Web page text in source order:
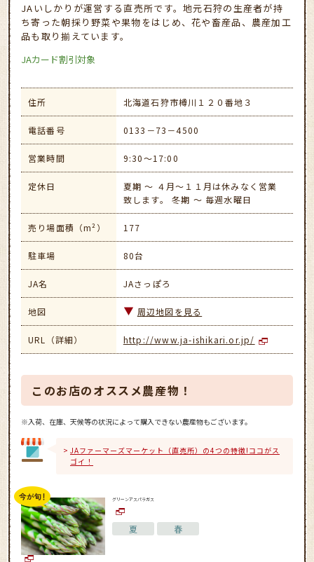
JAいしかりが運営する直売所です。地元石狩の生産者が持
ち寄った朝採り野菜や果物をはじめ、花や畜産品、農産加工
品も取り揃えています。
JAカード割引対象
住所 北海道石狩市樽川１２０番地３
電話番号 0133－73－4500
営業時間 9:30～17:00
定休日
夏期 ～ ４月～１１月は休みなく営業
致します。 冬期 ～ 毎週水曜日
売り場面積（m²） 177
駐車場 80台
JA名 JAさっぽろ
地図 周辺地図を見る
URL（詳細） http://www.ja-ishikari.or.jp/
このお店のオススメ農産物！
※入荷、在庫、天候等の状況によって購入できない農産物もございます。
JAファーマーズマーケット（直売所）の4つの特徴!ココがス
ゴイ！
グリーンアスパラガス
夏 春